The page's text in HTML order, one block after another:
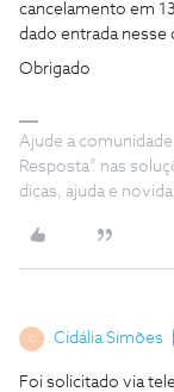
cancelamento em
dado entrada nesse
Obrigado
Ajude a
Resposta” nas
dicas, ajuda e
C Cidália Simões
Foi solicitado via